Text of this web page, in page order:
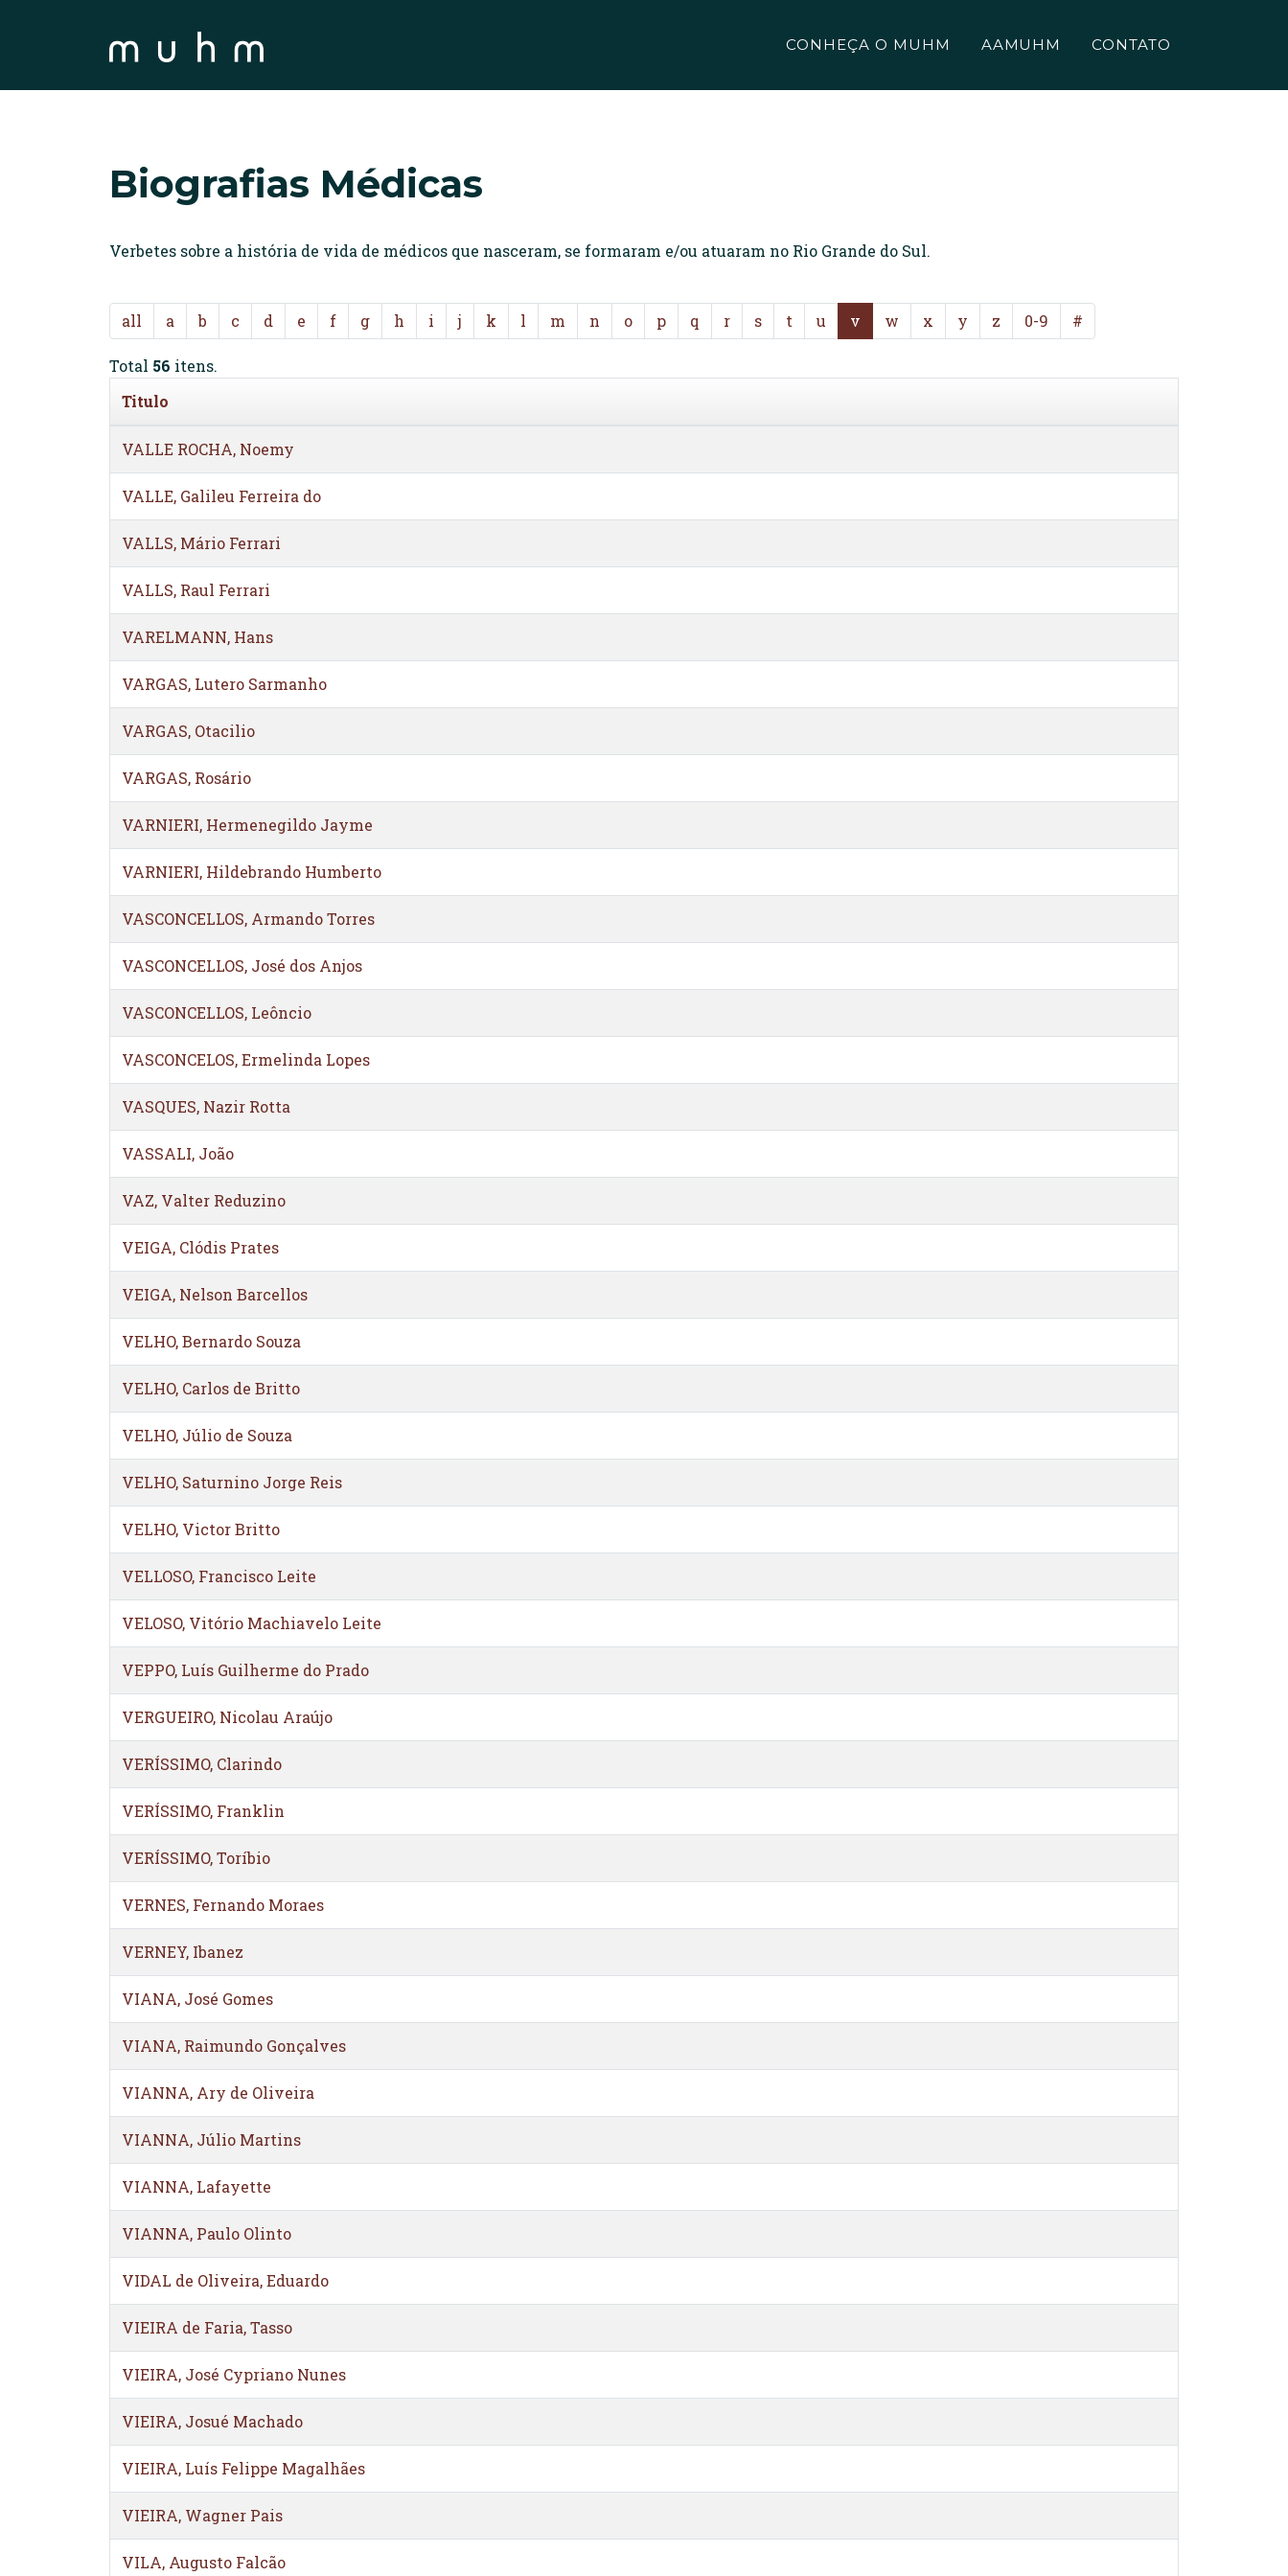
CONHEÇA O MUHM AAMUHM CONTATO
Biografias Médicas
Verbetes sobre a história de vida de médicos que nasceram, se formaram e/ou atuaram no Rio Grande do Sul.
all a b c d e f g h i j k l m n o p q r s t u v w x y z 0-9 #
Total 56 itens.
Titulo
VALLE ROCHA, Noemy
VALLE, Galileu Ferreira do
VALLS, Mário Ferrari
VALLS, Raul Ferrari
VARELMANN, Hans
VARGAS, Lutero Sarmanho
VARGAS, Otacilio
VARGAS, Rosário
VARNIERI, Hermenegildo Jayme
VARNIERI, Hildebrando Humberto
VASCONCELLOS, Armando Torres
VASCONCELLOS, José dos Anjos
VASCONCELLOS, Leôncio
VASCONCELOS, Ermelinda Lopes
VASQUES, Nazir Rotta
VASSALI, João
VAZ, Valter Reduzino
VEIGA, Clódis Prates
VEIGA, Nelson Barcellos
VELHO, Bernardo Souza
VELHO, Carlos de Britto
VELHO, Júlio de Souza
VELHO, Saturnino Jorge Reis
VELHO, Victor Britto
VELLOSO, Francisco Leite
VELOSO, Vitório Machiavelo Leite
VEPPO, Luís Guilherme do Prado
VERGUEIRO, Nicolau Araújo
VERÍSSIMO, Clarindo
VERÍSSIMO, Franklin
VERÍSSIMO, Toríbio
VERNES, Fernando Moraes
VERNEY, Ibanez
VIANA, José Gomes
VIANA, Raimundo Gonçalves
VIANNA, Ary de Oliveira
VIANNA, Júlio Martins
VIANNA, Lafayette
VIANNA, Paulo Olinto
VIDAL de Oliveira, Eduardo
VIEIRA de Faria, Tasso
VIEIRA, José Cypriano Nunes
VIEIRA, Josué Machado
VIEIRA, Luís Felippe Magalhães
VIEIRA, Wagner Pais
VILA, Augusto Falcão